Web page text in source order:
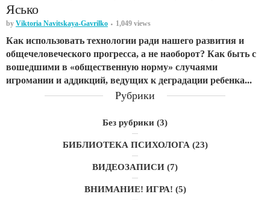
Ясько
by Viktoria Navitskaya-Gavrilko 1,049 views
Как использовать технологии ради нашего развития и
общечеловеческого прогресса, а не наоборот? Как быть с
вошедшими в «общественную норму» случаями
игромании и аддикций, ведущих к деградации ребенка...
Рубрики
Без рубрики (3)
БИБЛИОТЕКА ПСИХОЛОГА(23)
ВИДЕОЗАПИСИ (7)
ВНИМАНИЕ! ИГРА! (5)